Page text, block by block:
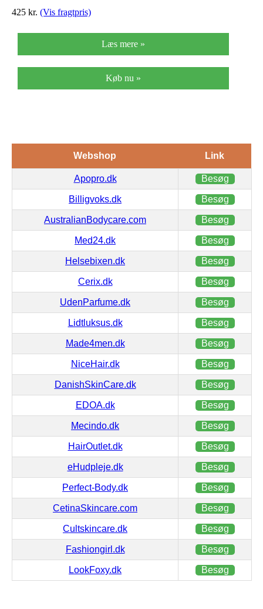
425 kr. (Vis fragtpris)
Læs mere »
Køb nu »
Webshop Link
Apopro.dk Besøg
Billigvoks.dk Besøg
AustralianBodycare.com Besøg
Med24.dk Besøg
Helsebixen.dk Besøg
Cerix.dk Besøg
UdenParfume.dk Besøg
Lidtluksus.dk Besøg
Made4men.dk Besøg
NiceHair.dk Besøg
DanishSkinCare.dk Besøg
EDOA.dk Besøg
Mecindo.dk Besøg
HairOutlet.dk Besøg
eHudpleje.dk Besøg
Perfect-Body.dk Besøg
CetinaSkincare.com Besøg
Cultskincare.dk Besøg
Fashiongirl.dk Besøg
LookFoxy.dk Besøg